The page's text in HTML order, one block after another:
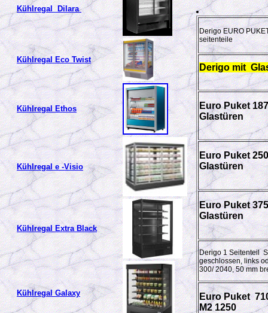
Kühlregal Dilara
Kühlregal Eco Twist
Kühlregal Ethos
Kühlregal e -Visio
Kühlregal Extra Black
Kühlregal Galaxy
Derigo EURO
seitenteile
Derigo mit
Euro Puket
Glastüren
Euro Puket
Glastüren
Euro Puket
Glastüren
Derigo 1 Seitenteil
geschlossen, links
300/ 2040, 50 mm
Euro Puket
M2 1250